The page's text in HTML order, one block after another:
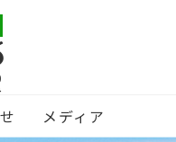
メディア